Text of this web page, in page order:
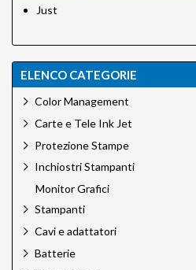
Just
ELENCO CATEGORIE
Color Management
Carte e Tele Ink Jet
Protezione Stampe
Inchiostri Stampanti
Monitor Grafici
Stampanti
Cavi e adattatori
Batterie